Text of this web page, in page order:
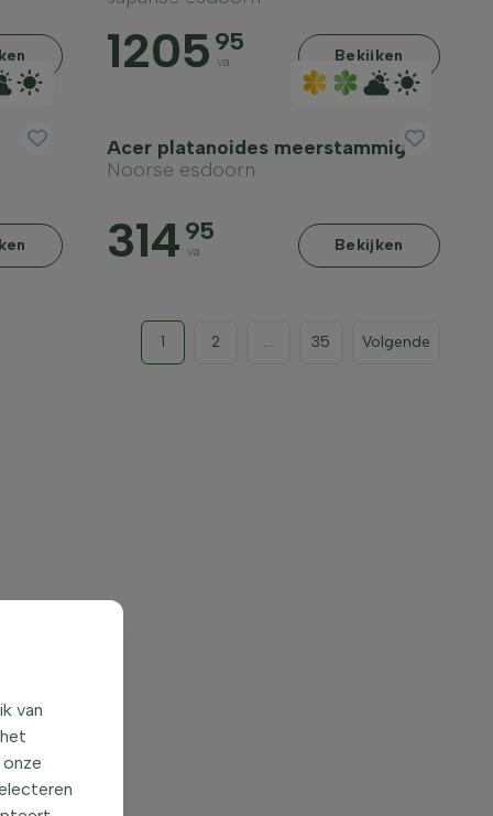
1205 95
va Bekijken
Acer platanoides meerstammig
Noorse esdoorn
314 95
va Bekijken
1 2 ... 35 Volgende
van